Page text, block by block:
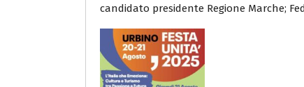
candidato presidente Regione Marche;